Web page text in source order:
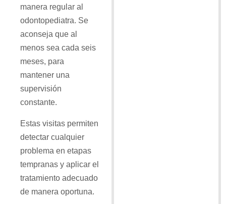
manera regular al
odontopediatra. Se
aconseja que al
menos sea cada seis
meses, para
mantener una
supervisión
constante.
Estas visitas permiten
detectar cualquier
problema en etapas
tempranas y aplicar el
tratamiento adecuado
de manera oportuna.